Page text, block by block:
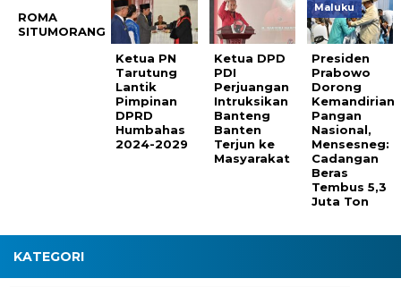
ROMA
SITUMORANG
Ketua PN
Tarutung
Lantik
Pimpinan
DPRD
Humbahas
2024-2029
Ketua DPD
PDI
Perjuangan
Intruksikan
Banteng
Banten
Terjun ke
Masyarakat
Maluku
Presiden
Prabowo
Dorong
Kemandirian
Pangan
Nasional,
Mensesneg:
Cadangan
Beras
Tembus 5,3
Juta Ton
KATEGORI